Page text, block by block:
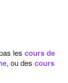
les cours de
, ou des cours